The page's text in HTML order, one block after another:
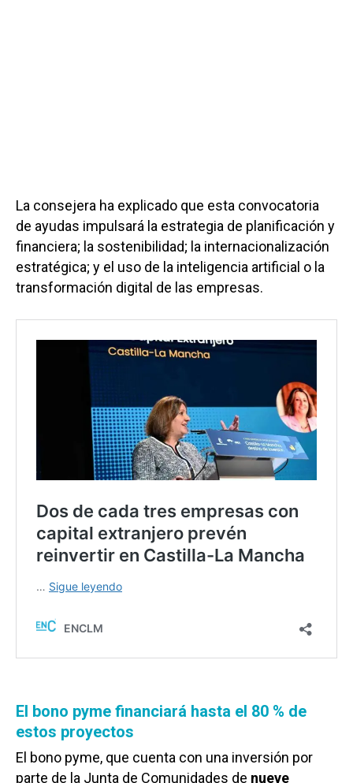
La consejera ha explicado que esta convocatoria
de ayudas impulsará la estrategia de planificación y
financiera; la sostenibilidad; la internacionalización
estratégica; y el uso de la inteligencia artificial o la
transformación digital de las empresas.
El bono pyme financiará hasta el 80 % de
estos proyectos
El bono pyme, que cuenta con una inversión por
parte de la Junta de Comunidades de nueve